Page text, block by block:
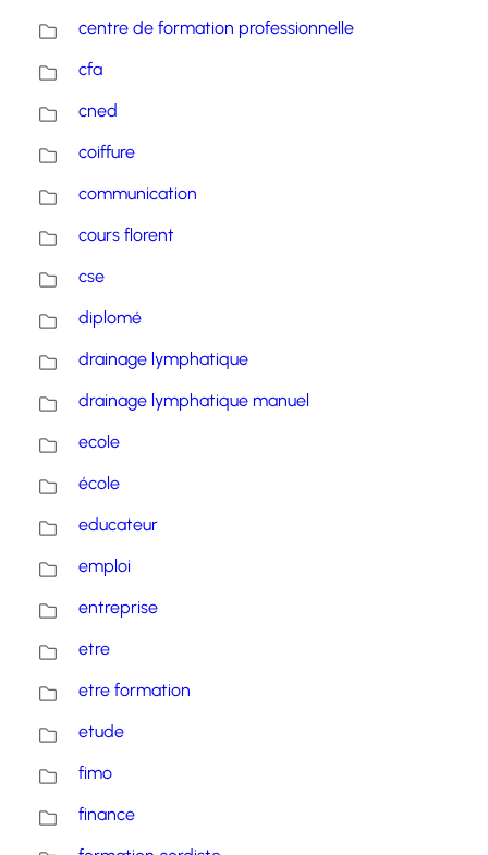
centre de formation professionnelle
cfa
cned
coiffure
communication
cours florent
cse
diplomé
drainage lymphatique
drainage lymphatique manuel
ecole
école
educateur
emploi
entreprise
etre
etre formation
etude
fimo
finance